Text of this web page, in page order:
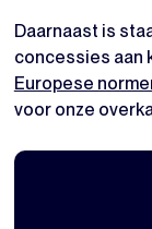
Daarnaast is
concessies aan
Europese
voor onze